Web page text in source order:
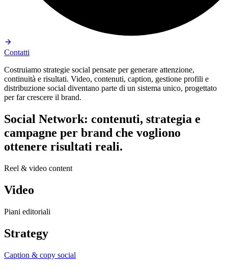
Contatti
Costruiamo strategie social pensate per generare attenzione,
continuità e risultati. Video, contenuti, caption, gestione profili e
distribuzione social diventano parte di un sistema unico, progettato
per far crescere il brand.
Social Network: contenuti, strategia e
campagne per brand che vogliono
ottenere risultati reali.
Reel & video content
Video
Piani editoriali
Strategy
Caption & copy social